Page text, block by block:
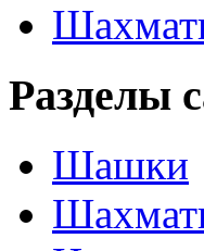
Разделы
Шашки